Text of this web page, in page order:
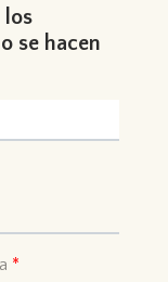
los
se hacen
*